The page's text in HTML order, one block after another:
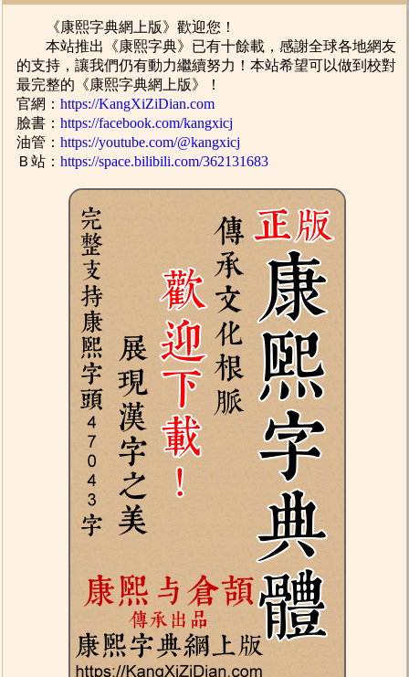
《康熙字典網上版》歡迎您！
本站推出《康熙字典》已有十餘載，感謝全球各地網友
的支持，讓我們仍有動力繼續努力！本站希望可以做到校對
最完整的《康熙字典網上版》！
官網：https://KangXiZiDian.com
臉書：https://facebook.com/kangxicj
油管：https://youtube.com/@kangxicj
Ｂ站：https://space.bilibili.com/362131683